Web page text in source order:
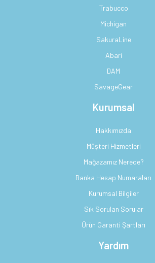
Trabucco
Michigan
SakuraLine
Abari
DAM
SavageGear
Kurumsal
Hakkımızda
Müşteri Hizmetleri
Mağazamız Nerede?
Banka Hesap Numaraları
Kurumsal Bilgiler
Sık Sorulan Sorular
Ürün Garanti Şartları
Yardım